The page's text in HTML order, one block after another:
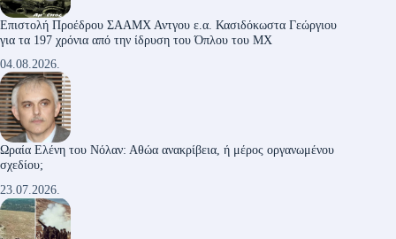
Επιστολή Προέδρου ΣΑΑΜΧ Αντγου ε.α. Κασιδόκωστα Γεώργιου
για τα 197 χρόνια από την ίδρυση του Όπλου του ΜΧ
04.08.2026.
Ωραία Ελένη του Νόλαν: Αθώα ανακρίβεια, ή μέρος οργανωμένου
σχεδίου;
23.07.2026.